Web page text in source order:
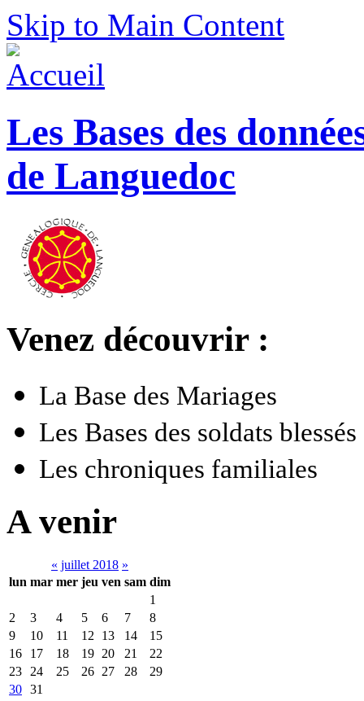
Skip to Main Content
Les Bases des
de Languedoc
Venez découvrir :
La Base des Mariages
Les Bases des soldats
Les chroniques familiales
A venir
« juillet 2018 »
lun mar mer jeu ven sam dim
1
2
3 4 5 6 7
8
9
10 11 12 13 14
15
16
17 18 19 20 21
22
23
24 25 26 27 28
29
30 31